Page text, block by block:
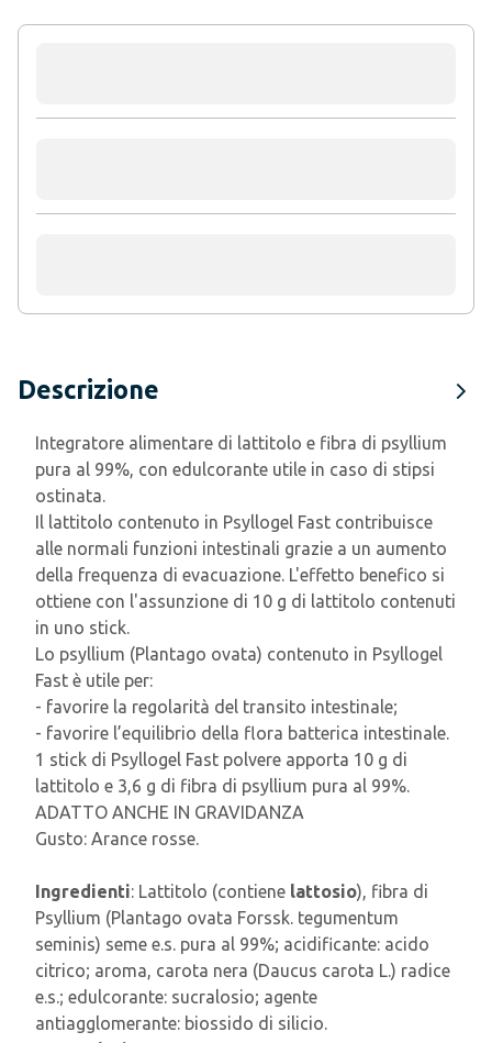
Descrizione
Integratore alimentare di lattitolo e fibra di psyllium
pura al 99%, con edulcorante utile in caso di stipsi
ostinata.
Il lattitolo contenuto in Psyllogel Fast contribuisce
alle normali funzioni intestinali grazie a un aumento
della frequenza di evacuazione. L'effetto benefico si
ottiene con l'assunzione di 10 g di lattitolo contenuti
in uno stick.
Lo psyllium (Plantago ovata) contenuto in Psyllogel
Fast è utile per:
- favorire la regolarità del transito intestinale;
- favorire l’equilibrio della flora batterica intestinale.
1 stick di Psyllogel Fast polvere apporta 10 g di
lattitolo e 3,6 g di fibra di psyllium pura al 99%.
ADATTO ANCHE IN GRAVIDANZA
Gusto: Arance rosse.
Ingredienti: Lattitolo (contiene lattosio), fibra di
Psyllium (Plantago ovata Forssk. tegumentum
seminis) seme e.s. pura al 99%; acidificante: acido
citrico; aroma, carota nera (Daucus carota L.) radice
e.s.; edulcorante: sucralosio; agente
antiagglomerante: biossido di silicio.